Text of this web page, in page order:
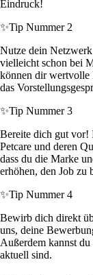
Eindruck!
✨Tip Nummer 2
Nutze dein
vielleicht schon bei
können dir wertvolle
das
✨Tip Nummer 3
Bereite dich gut vor!
Petcare und deren
dass du die Marke
erhöhen, den Job zu
✨Tip Nummer 4
Bewirb dich direkt
uns, deine
Außerdem kannst
aktuell sind.